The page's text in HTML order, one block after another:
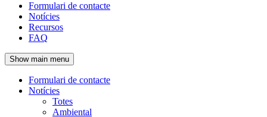
Navegació
principal
de
l'encapçalament
Formulari de contacte
Notícies
Recursos
FAQ
Show main menu
Navegació
principal
Formulari de contacte
Notícies
Totes
Ambiental